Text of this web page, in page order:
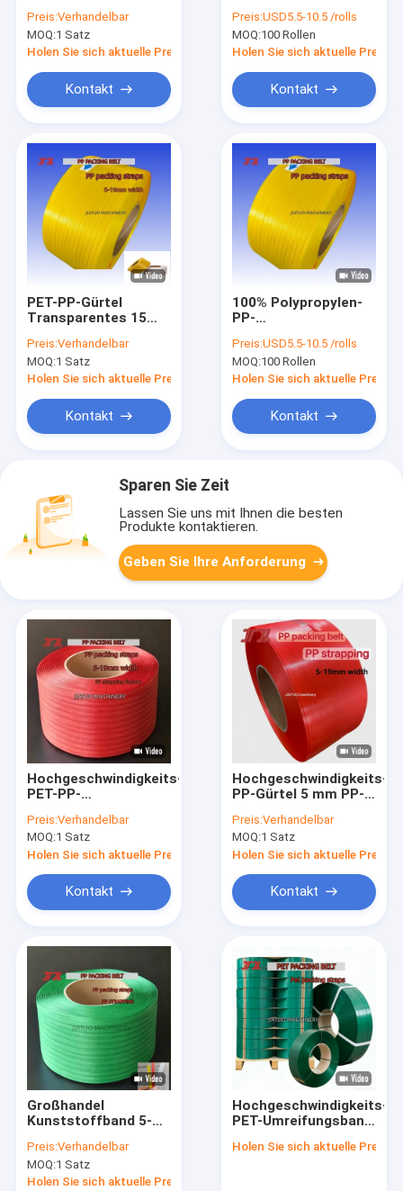
transparent 5mm PP-
Umreifungsband für
automatische
Preis:Verhandelbar
MOQ:1 Satz
Holen Sie sich aktuelle Preis
Kontakt
mm PP-
Verpackungsgürtel
für automatische
Preis:USD5.5-10.5 /rolls
MOQ:100 Rollen
Holen Sie sich aktuelle Preis
Kontakt
PET-PP-Gürtel
Transparentes 15
automatische
Gürtelmaschinen
Preis:Verhandelbar
MOQ:1 Satz
Holen Sie sich aktuelle Preis
Kontakt
100% Polypropylen-
PP-
12 mm PP-
Verpackungsgürtel
für automatische
Preis:USD5.5-10.5 /rolls
MOQ:100 Rollen
Holen Sie sich aktuelle Preis
Kontakt
Sparen Sie Zeit
Lassen Sie uns mit Ihnen die besten
Produkte kontaktieren.
Geben Sie Ihre Anforderung
Hochgeschwindigkeits-
PET-PP-
Transparent 12mm
PP-Umreifungsband
für automatische
Umreifungsmaschinen
Preis:Verhandelbar
MOQ:1 Satz
Holen Sie sich aktuelle Preis
Kontakt
Hochgeschwindigkeits-
PP-Gürtel 5 mm PP-
für
halbautomatische
Gürtelmaschinen
Preis:Verhandelbar
MOQ:1 Satz
Holen Sie sich aktuelle Preis
Kontakt
Großhandel
Kunststoffband 5-
Verpackungsband PP
Polypropylenband
automatische
Preis:Verhandelbar
MOQ:1 Satz
Holen Sie sich aktuelle Preis
Hochgeschwindigkeits-
PET-Umreifungsband
Verpackungsband für
Holen Sie sich aktuelle Preis